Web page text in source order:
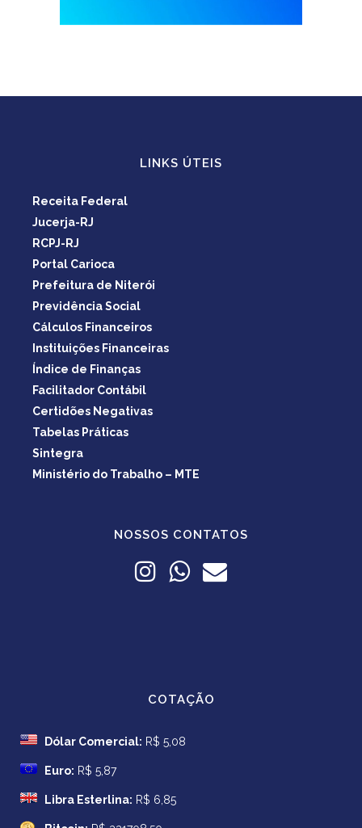
LINKS ÚTEIS
Receita Federal
Jucerja-RJ
RCPJ-RJ
Portal Carioca
Prefeitura de Niterói
Previdência Social
Cálculos Financeiros
Instituições Financeiras
Índice de Finanças
Facilitador Contábil
Certidões Negativas
Tabelas Práticas
Sintegra
Ministério do Trabalho – MTE
NOSSOS CONTATOS
COTAÇÃO
Dólar Comercial: R$ 5,08
Euro: R$ 5,87
Libra Esterlina: R$ 6,85